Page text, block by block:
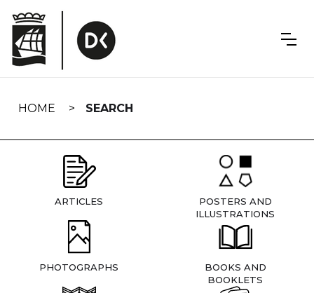
navigation
HOME SEARCH
ARTICLES
POSTERS AND
ILLUSTRATIONS
PHOTOGRAPHS
BOOKS AND
BOOKLETS